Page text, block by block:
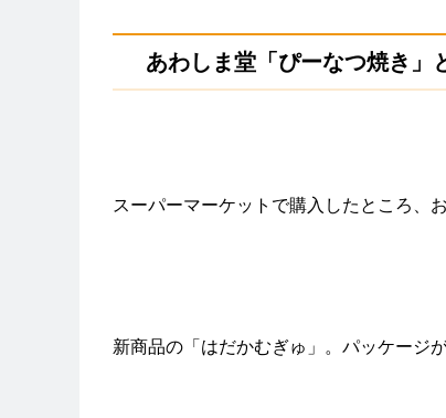
あわしま堂「ぴーなつ焼き」
スーパーマーケットで購入したところ、
新商品の「はだかむぎゅ」。パッケージ